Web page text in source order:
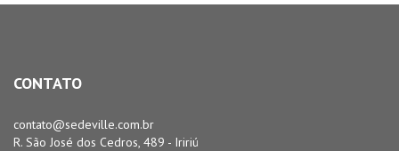
CONTATO
contato@sedeville.com.br
R. São José dos Cedros, 489 - Iririú